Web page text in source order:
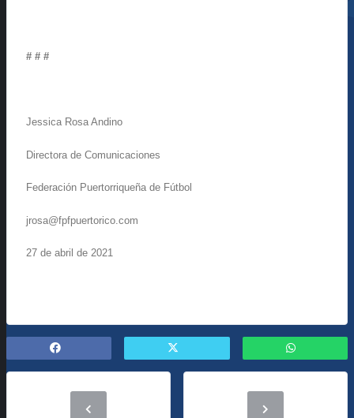
# # #
Jessica Rosa Andino
Directora de Comunicaciones
Federación Puertorriqueña de Fútbol
jrosa@fpfpuertorico.com
27 de abril de 2021